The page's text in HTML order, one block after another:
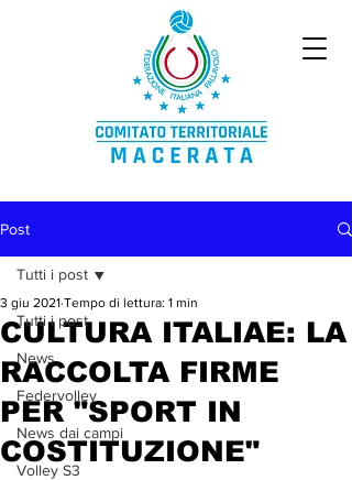
Post
Tutti i post
News
Federvolley
News dai campi
Volley S3
Tutti i post
CULTURA ITALIAE: LA
RACCOLTA FIRME
PER "SPORT IN
COSTITUZIONE"
3 giu 2021 Tempo di lettura: 1 min